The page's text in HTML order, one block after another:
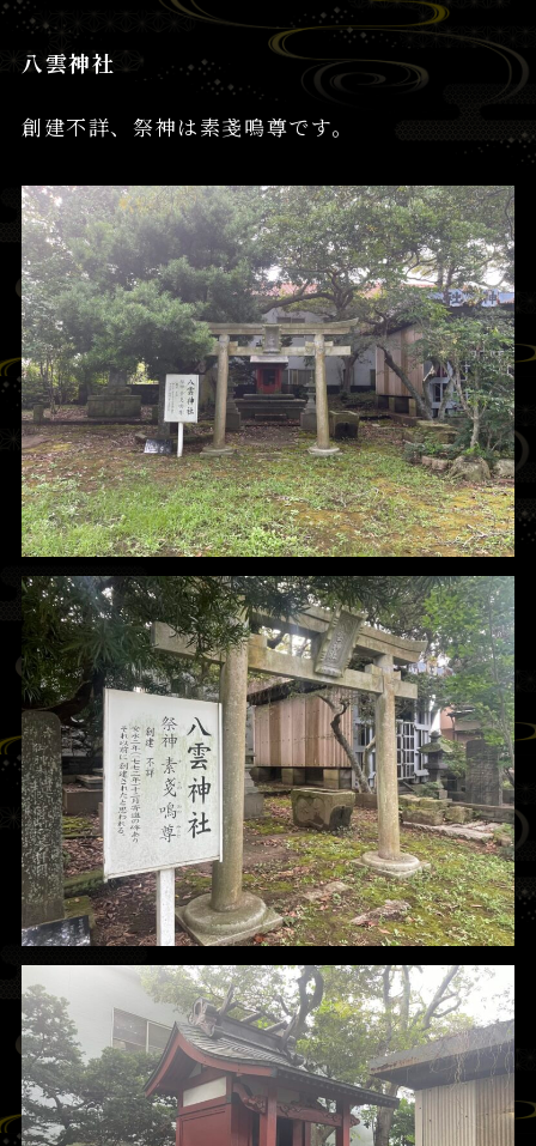
八雲神社
創建不詳、祭神は素戔嗚尊です。